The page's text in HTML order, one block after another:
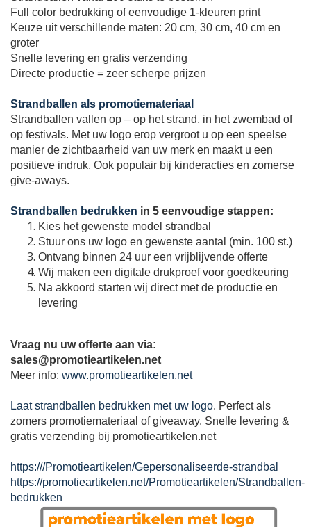
Full color bedrukking of eenvoudige 1-kleuren print
Keuze uit verschillende maten: 20 cm, 30 cm, 40 cm en
groter
Snelle levering en gratis verzending
Directe productie = zeer scherpe prijzen
Strandballen als promotiemateriaal
Strandballen vallen op – op het strand, in het zwembad of
op festivals. Met uw logo erop vergroot u op een speelse
manier de zichtbaarheid van uw merk en maakt u een
positieve indruk. Ook populair bij kinderacties en zomerse
give-aways.
Strandballen bedrukken in 5 eenvoudige stappen:
Kies het gewenste model strandbal
Stuur ons uw logo en gewenste aantal (min. 100 st.)
Ontvang binnen 24 uur een vrijblijvende offerte
Wij maken een digitale drukproef voor goedkeuring
Na akkoord starten wij direct met de productie en
levering
Vraag nu uw offerte aan via:
sales@promotieartikelen.net
Meer info: www.promotieartikelen.net
Laat strandballen bedrukken met uw logo. Perfect als
zomers promotiemateriaal of giveaway. Snelle levering &
gratis verzending bij promotieartikelen.net
https:///Promotieartikelen/Gepersonaliseerde-strandbal
https://promotieartikelen.net/Promotieartikelen/Strandballen-
bedrukken